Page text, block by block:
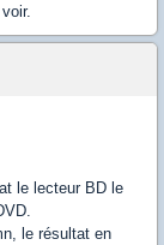
le lecteur BD le
le résultat en